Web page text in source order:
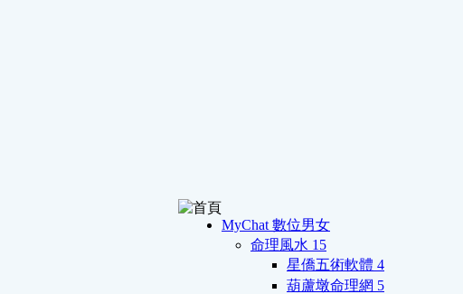
MyChat 數位男女
命理風水 15
星僑五術軟體 4
葫蘆墩命理網 5